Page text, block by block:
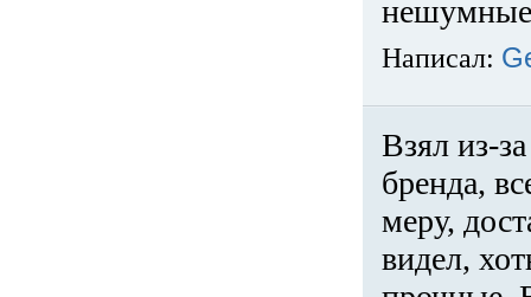
нешумные
Написал:
Взял из-
бренда,
меру,
видел,